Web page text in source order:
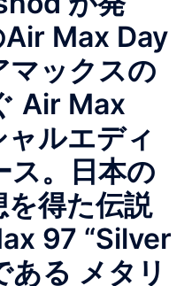
Max Day
マックスの
Air Max
ルエディ
ス。日本の
得た伝説
97 “Silver
ある メタリ